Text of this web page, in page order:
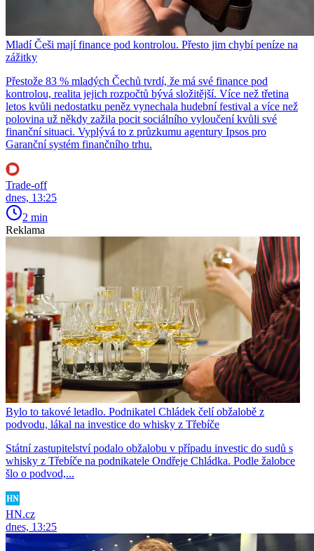
Mladí Češi mají finance pod kontrolou. Přesto jim chybí peníze na
zážitky
Přestože 83 % mladých Čechů tvrdí, že má své finance pod
kontrolou, realita jejich rozpočtů bývá složitější. Více než třetina
letos kvůli nedostatku peněz vynechala hudební festival a více než
polovina už někdy zažila pocit sociálního vyloučení kvůli své
finanční situaci. Vyplývá to z průzkumu agentury Ipsos pro
Garanční systém finančního trhu.
Trade-off
dnes, 13:25
2 min
Reklama
Bylo to takové letadlo. Podnikatel Chládek čelí obžalobě z
podvodu, lákal na investice do whisky z Třebíče
Státní zastupitelství podalo obžalobu v případu investic do sudů s
whisky z Třebíče na podnikatele Ondřeje Chládka. Podle žalobce
šlo o podvod,...
HN.cz
dnes, 13:25